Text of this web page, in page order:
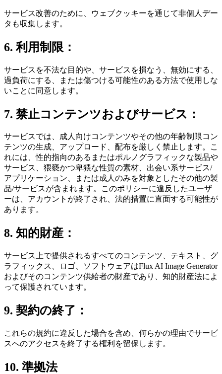
サービス改善のために、ウェブクッキーを通じて非個人デー
タも収集します。
6. 利用制限：
サービスを不法な目的や、サービスを損なう、無効にする、
過負荷にする、または傷つける可能性のある方法で使用しな
いことに同意します。
7. 禁止コンテンツおよびサービス：
サービスでは、成人向けコンテンツやその他の年齢制限コン
テンツの生成、アップロード、配布を厳しく禁止します。こ
れには、性的指向のあるまたはポルノグラフィックな製品や
サービス、猥褻かつ卑猥な性質の素材、出会い系サービス/
アプリケーション、または成人のみを対象としたその他の製
品/サービスが含まれます。このポリシーに違反したユーザ
ーは、アカウントが終了され、法的措置に直面する可能性が
あります。
8. 知的財産：
サービス上で提供されるすべてのコンテンツ、テキスト、グ
ラフィックス、ロゴ、ソフトウェアはFlux AI Image Generator
およびそのコンテンツ供給者の財産であり、知的財産法によ
って保護されています。
9. 契約の終了：
これらの規約に違反した場合を含め、何らかの理由でサービ
スへのアクセスを終了する権利を留保します。
10. 準拠法